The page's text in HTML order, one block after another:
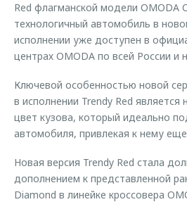
Запчасти
Трейд-ин
Аксессуары
Одежда и сувениры
Оригинальные аксессуары
Red флагманской модели OMODA
технологичный автомобиль в
исполнении уже доступен в
центрах OMODA по всей России и
Ключевой особенностью новой
в исполнении Trendy Red
цвет кузова, который идеально
автомобиля, привлекая к нему
Новая версия Trendy Red стала
дополнением к представленной
Diamond в линейке кроссовера